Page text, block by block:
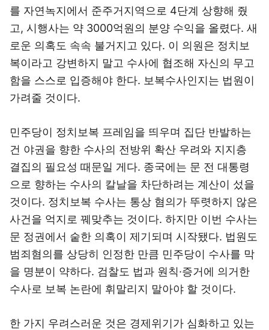
를 자연녹지에서 준주거지역으로 4단계 상향해 줬
고, 시행사는 약 3000억원의 분양 수익을 올렸다. 새
로운 의혹도 속속 불거지고 있다. 이 의원은 정치보
복이라고 강변하지 말고 수사에 협조해 자신의 무고
함을 스스로 입증해야 한다. 보복수사인지는 법원이
가려줄 것이다.
민주당이 정치보복 프레임을 띄우며 집단 반발하는
건 야권을 향한 수사의 전방위 확산 우려와 지지층
결집의 필요성 때문일 게다. 종국에는 문 전 대통령
으로 향하는 수사의 칼날을 차단하려는 계산이 섰을
것이다. 정치보복 수사는 통상 혐의가 뚜렷하지 않은
사건을 억지로 꿰맞추는 것이다. 하지만 이번 수사는
문 정권에서 숱한 의혹이 제기되며 시작됐다. 법원도
범죄혐의를 상당히 인정한 만큼 민주당이 수사를 막
을 명분이 약하다. 검찰도 법과 원칙·증거에 의거한
수사로 보복 논란에 휘말리지 말아야 할 것이다.
한 가지 우려스러운 것은 경제위기가 심화하고 있는